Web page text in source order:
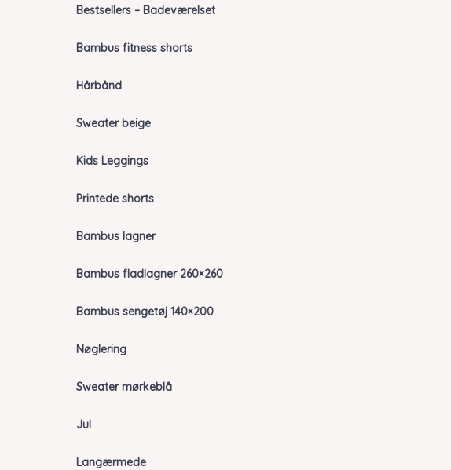
Bestsellers – Badeværelset
Bambus fitness shorts
Hårbånd
Sweater beige
Kids Leggings
Printede shorts
Bambus lagner
Bambus fladlagner 260×260
Bambus sengetøj 140×200
Nøglering
Sweater mørkeblå
Jul
Langærmede